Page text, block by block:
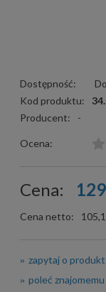
Dostępność:
Kod produktu:
Producent:
-
Ocena:
Cena:
Cena netto:
zapytaj o produkt
poleć znajomemu